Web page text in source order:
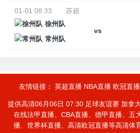
01-01 08:33
苏超
徐州队
vs
常州队
友情链接： 英超直播 NBA直播 欧冠直播
提供高清06月06日 07:30 足球友谊赛 加拿
在线法甲直播、CBA直播、德甲直播、五
播、世界杯直播、高清欧冠直播等高清体